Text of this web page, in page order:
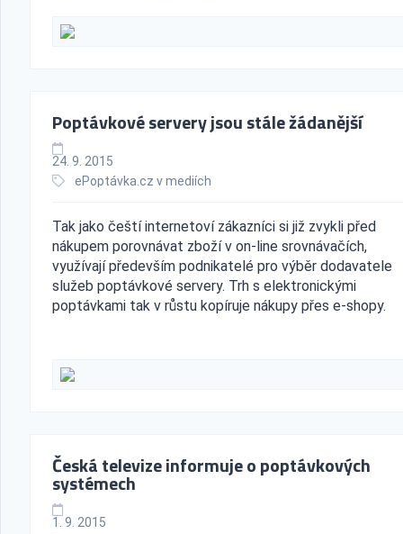
Poptávkové servery jsou stále žádanější
24. 9. 2015
ePoptávka.cz v mediích
Tak jako čeští internetoví zákazníci si již zvykli před
nákupem porovnávat zboží v on-line srovnávačích,
využívají především podnikatelé pro výběr dodavatele
služeb poptávkové servery. Trh s elektronickými
poptávkami tak v růstu kopíruje nákupy přes e-shopy.
Česká televize informuje o poptávkových
systémech
1. 9. 2015